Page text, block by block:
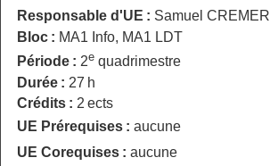
Responsable d'UE : Samuel CREMER
Bloc : MA1 Info, MA1 LDT
Période : 2equadrimestre
Durée : 27 h
Crédits : 2 ects
UE Prérequises : aucune
UE Corequises : aucune